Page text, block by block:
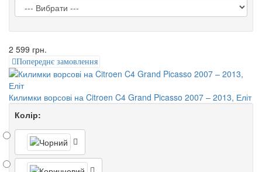
2 599 грн.
Попереднє замовлення
Килимки ворсові на Citroen C4 Grand Picasso 2007 – 2013, Еліт
Колір: